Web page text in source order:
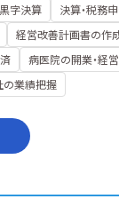
黒字決算 決算・税務
経営改善計画書の作
病医院の開業・経
の業績把握